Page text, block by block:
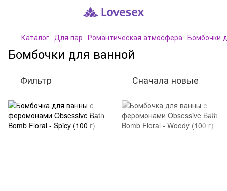
Каталог Для пар Романтическая атмосфера Бомбочки
Бомбочки для ванной
Фильтр Сначала новые